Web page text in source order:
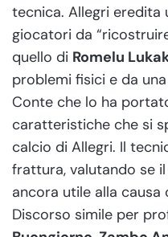
tecnica. Allegri eredita
giocatori da
quello di Romelu
problemi fisici e da
Conte che lo ha
caratteristiche che si
calcio di Allegri. Il
frattura, valutando se
ancora utile alla causa
Discorso simile per